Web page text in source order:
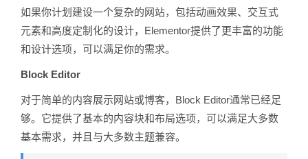
如果你计划建设一个复杂的网站，包括动画效果、交互式
元素和高度定制化的设计，Elementor提供了更丰富的功能
和设计选项，可以满足你的需求。
Block Editor
对于简单的内容展示网站或博客，Block Editor通常已经足
够。它提供了基本的内容块和布局选项，可以满足大多数
基本需求，并且与大多数主题兼容。